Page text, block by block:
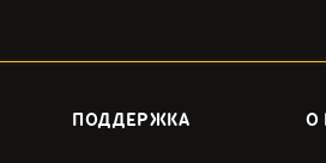
ПОДДЕРЖКА О